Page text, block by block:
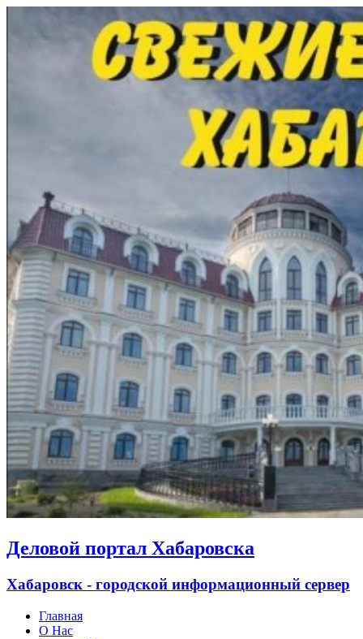
Деловой портал Хабаровска
Хабаровск - городской информационный сервер
Главная
О Нас